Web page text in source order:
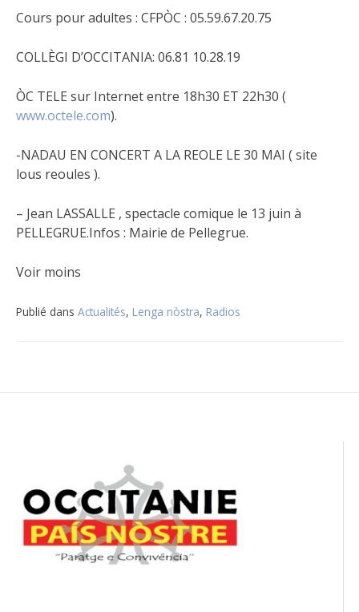
Cours pour adultes : CFPÒC : 05.59.67.20.75
COLLÈGI D’OCCITANIA: 06.81 10.28.19
ÒC TELE sur Internet entre 18h30 ET 22h30 (
www.octele.com).
-NADAU EN CONCERT A LA REOLE LE 30 MAI ( site
lous reoules ).
– Jean LASSALLE , spectacle comique le 13 juin à
PELLEGRUE.Infos : Mairie de Pellegrue.
Voir moins
Publié dans Actualités, Lenga nòstra, Radios